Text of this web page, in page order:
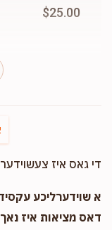
$25.00
$18.00
די גאס איז
א שוידערליכע
דאס מציאות איז